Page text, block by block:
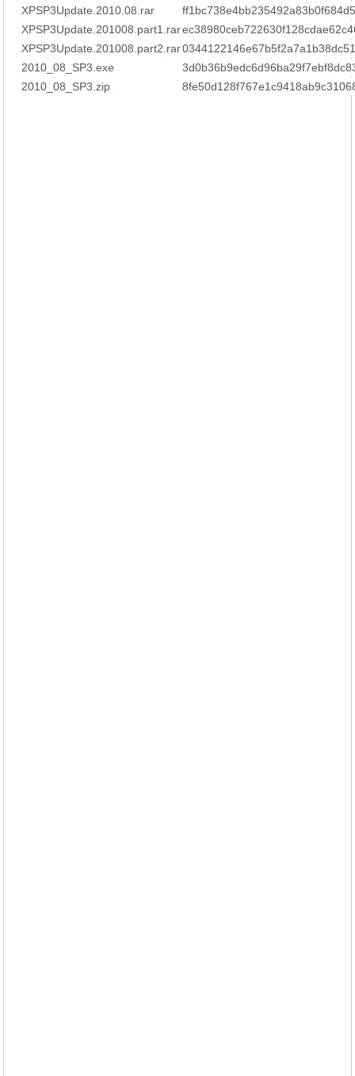
XPSP3Update.2010.08.rar
XPSP3Update.201008.part1.rar
XPSP3Update.201008.part2.rar
2010_08_SP3.exe
2010_08_SP3.zip